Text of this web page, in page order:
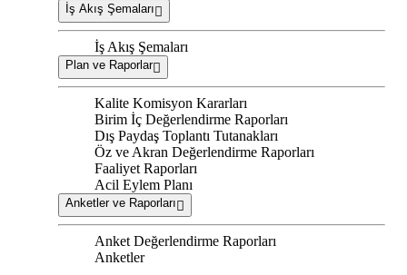
İş Akış Şemaları
İş Akış Şemaları
Plan ve Raporlar
Kalite Komisyon Kararları
Birim İç Değerlendirme Raporları
Dış Paydaş Toplantı Tutanakları
Öz ve Akran Değerlendirme Raporları
Faaliyet Raporları
Acil Eylem Planı
Anketler ve Raporları
Anket Değerlendirme Raporları
Anketler